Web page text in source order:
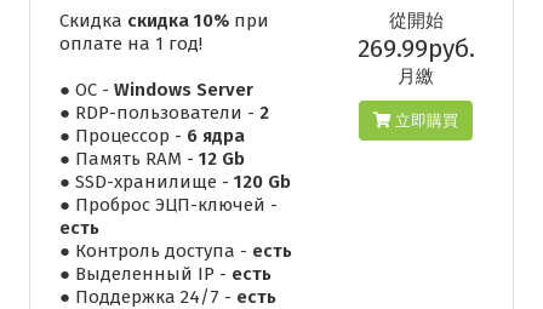
Скидка скидка 10% при
оплате на 1 год!
● ОС - Windows Server
● RDP-пользователи - 2
● Процессор - 6 ядра
● Память RAM - 12 Gb
● SSD-хранилище - 120 Gb
● Проброс ЭЦП-ключей -
есть
● Контроль доступа - есть
● Выделенный IP - есть
● Поддержка 24/7 - есть
從開始
269.99руб.
月繳
立即購買